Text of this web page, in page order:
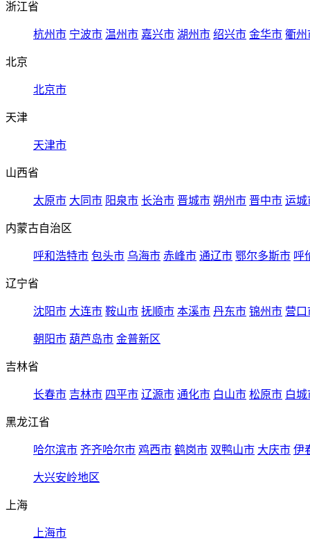
浙江省
杭州市 宁波市 温州市 嘉兴市 湖州市 绍兴市 金华市 衢州
北京
北京市
天津
天津市
山西省
太原市 大同市 阳泉市 长治市 晋城市 朔州市 晋中市 运城
内蒙古自治区
呼和浩特市 包头市 乌海市 赤峰市 通辽市 鄂尔多斯市 呼
辽宁省
沈阳市 大连市 鞍山市 抚顺市 本溪市 丹东市 锦州市 营口
朝阳市 葫芦岛市 金普新区
吉林省
长春市 吉林市 四平市 辽源市 通化市 白山市 松原市 白城
黑龙江省
哈尔滨市 齐齐哈尔市 鸡西市 鹤岗市 双鸭山市 大庆市 伊
大兴安岭地区
上海
上海市